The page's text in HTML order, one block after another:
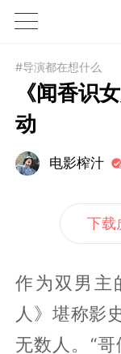
1X
#导演都在想什么
《闻香识
动
电影榨汁
下载
作为双男主
人》堪称影
无数人。“